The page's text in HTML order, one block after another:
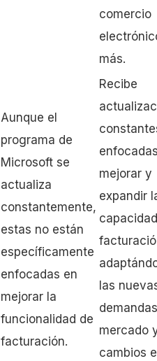
comercio
más.
Aunque el
programa de
Microsoft se
actualiza
constantemente,
estas no están
específicamente
enfocadas en
mejorar la
funcionalidad de
facturación.
Recibe
mejorar y
expandir
las
mercado
cambios